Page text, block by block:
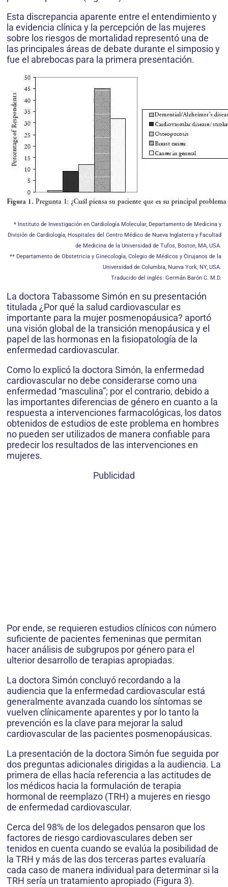
Esta discrepancia aparente entre el entendimiento y
la evidencia clínica y la percepción de las mujeres
sobre los riesgos de mortalidad representó una de
las principales áreas de debate durante el simposio y
fue el abrebocas para la primera presentación.
* Instituto de Investigación en Cardiología Molecular, Departamento de Medicina y
División de Cardiología, Hospitales del Centro Médico de Nueva Inglaterra y Facultad
de Medicina de la Universidad de Tufos, Boston, MA, USA.
** Departamento de Obstetricia y Ginecología, Colegio de Médicos y Cirujanos de la
Universidad de Columbia, Nueva York, NY, USA.
Traducido del inglés: Germán Barón C. M.D.
La doctora Tabassome Simón en su presentación
titulada ¿Por qué la salud cardiovascular es
importante para la mujer posmenopáusica? aportó
una visión global de la transición menopáusica y el
papel de las hormonas en la fisiopatología de la
enfermedad cardiovascular.
Como lo explicó la doctora Simón, la enfermedad
cardiovascular no debe considerarse como una
enfermedad “masculina”; por el contrario, debido a
las importantes diferencias de género en cuanto a la
respuesta a intervenciones farmacológicas, los datos
obtenidos de estudios de este problema en hombres
no pueden ser utilizados de manera confiable para
predecir los resultados de las intervenciones en
mujeres.
Publicidad
Por ende, se requieren estudios clínicos con número
suficiente de pacientes femeninas que permitan
hacer análisis de subgrupos por género para el
ulterior desarrollo de terapias apropiadas.
La doctora Simón concluyó recordando a la
audiencia que la enfermedad cardiovascular está
generalmente avanzada cuando los síntomas se
vuelven clínicamente aparentes y por lo tanto la
prevención es la clave para mejorar la salud
cardiovascular de las pacientes posmenopáusicas.
La presentación de la doctora Simón fue seguida por
dos preguntas adicionales dirigidas a la audiencia. La
primera de ellas hacía referencia a las actitudes de
los médicos hacia la formulación de terapia
hormonal de reemplazo (TRH) a mujeres en riesgo
de enfermedad cardiovascular.
Cerca del 98% de los delegados pensaron que los
factores de riesgo cardiovasculares deben ser
tenidos en cuenta cuando se evalúa la posibilidad de
la TRH y más de las dos terceras partes evaluaría
cada caso de manera individual para determinar si la
TRH sería un tratamiento apropiado (Figura 3).